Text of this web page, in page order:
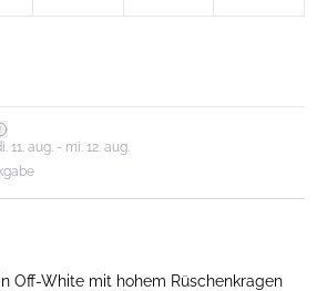
aug. - mi. 12. aug.
Off-White mit hohem Rüschenkragen